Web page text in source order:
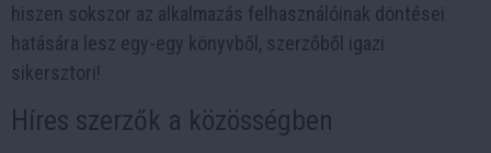
hiszen sokszor az alkalmazás felhasználóinak döntései
hatására lesz egy-egy könyvből, szerzőből igazi
sikersztori!
Híres szerzők a közösségben